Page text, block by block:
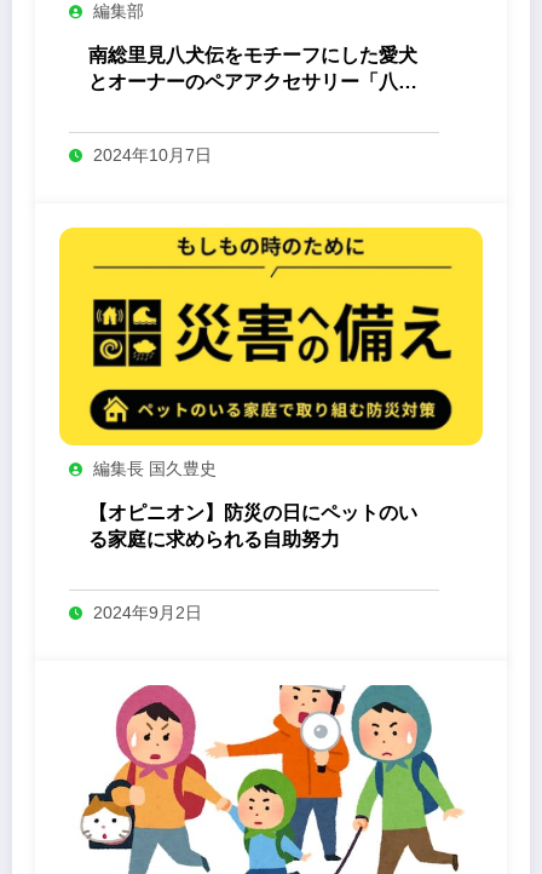
編集部
南総里見八犬伝をモチーフにした愛犬
とオーナーのペアアクセサリー「八心
2024年10月7日
編集長 国久豊史
【オピニオン】防災の日にペットのい
る家庭に求められる自助努力
2024年9月2日